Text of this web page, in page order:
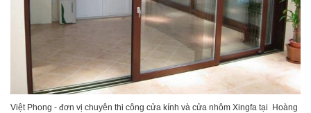
Việt Phong - đơn vị chuyên thi công cửa kính và cửa nhôm Xingfa tại Hoàng